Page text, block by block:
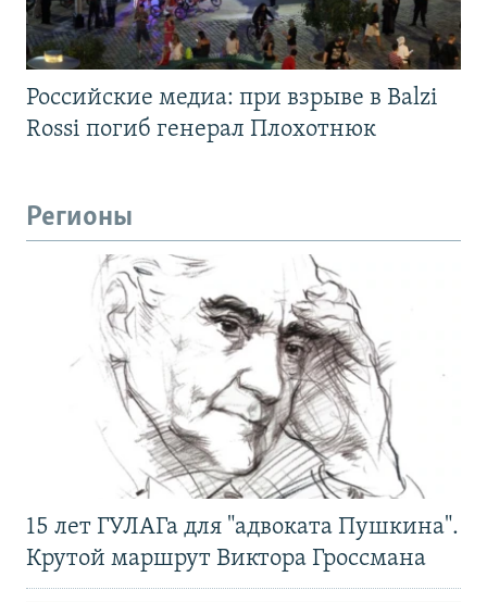
Российские медиа: при взрыве в Balzi
Rossi погиб генерал Плохотнюк
Регионы
15 лет ГУЛАГа для "адвоката Пушкина".
Крутой маршрут Виктора Гроссмана